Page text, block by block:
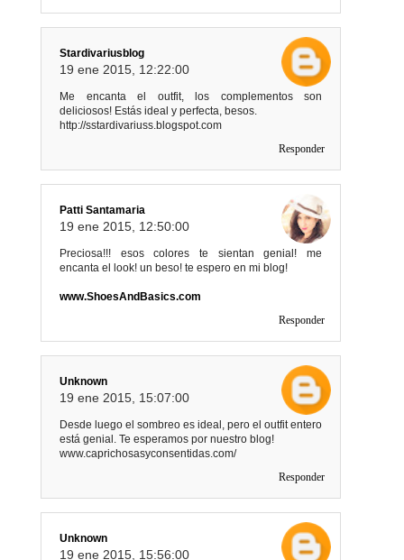
Stardivariusblog
19 ene 2015, 12:22:00
Me encanta el outfit, los complementos son
deliciosos! Estás ideal y perfecta, besos.
http://sstardivariuss.blogspot.com
Responder
Patti Santamaria
19 ene 2015, 12:50:00
Preciosa!!! esos colores te sientan genial! me
encanta el look! un beso! te espero en mi blog!
www.ShoesAndBasics.com
Responder
Unknown
19 ene 2015, 15:07:00
Desde luego el sombreo es ideal, pero el outfit entero
está genial. Te esperamos por nuestro blog!
www.caprichosasyconsentidas.com/
Responder
Unknown
19 ene 2015, 15:56:00